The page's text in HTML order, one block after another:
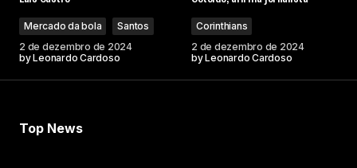
Mercado da bola
Santos
2 de dezembro de 2024
byLeonardo Cardoso
Corinthians
2 de dezembro de 2024
byLeonardo Cardoso
Top News